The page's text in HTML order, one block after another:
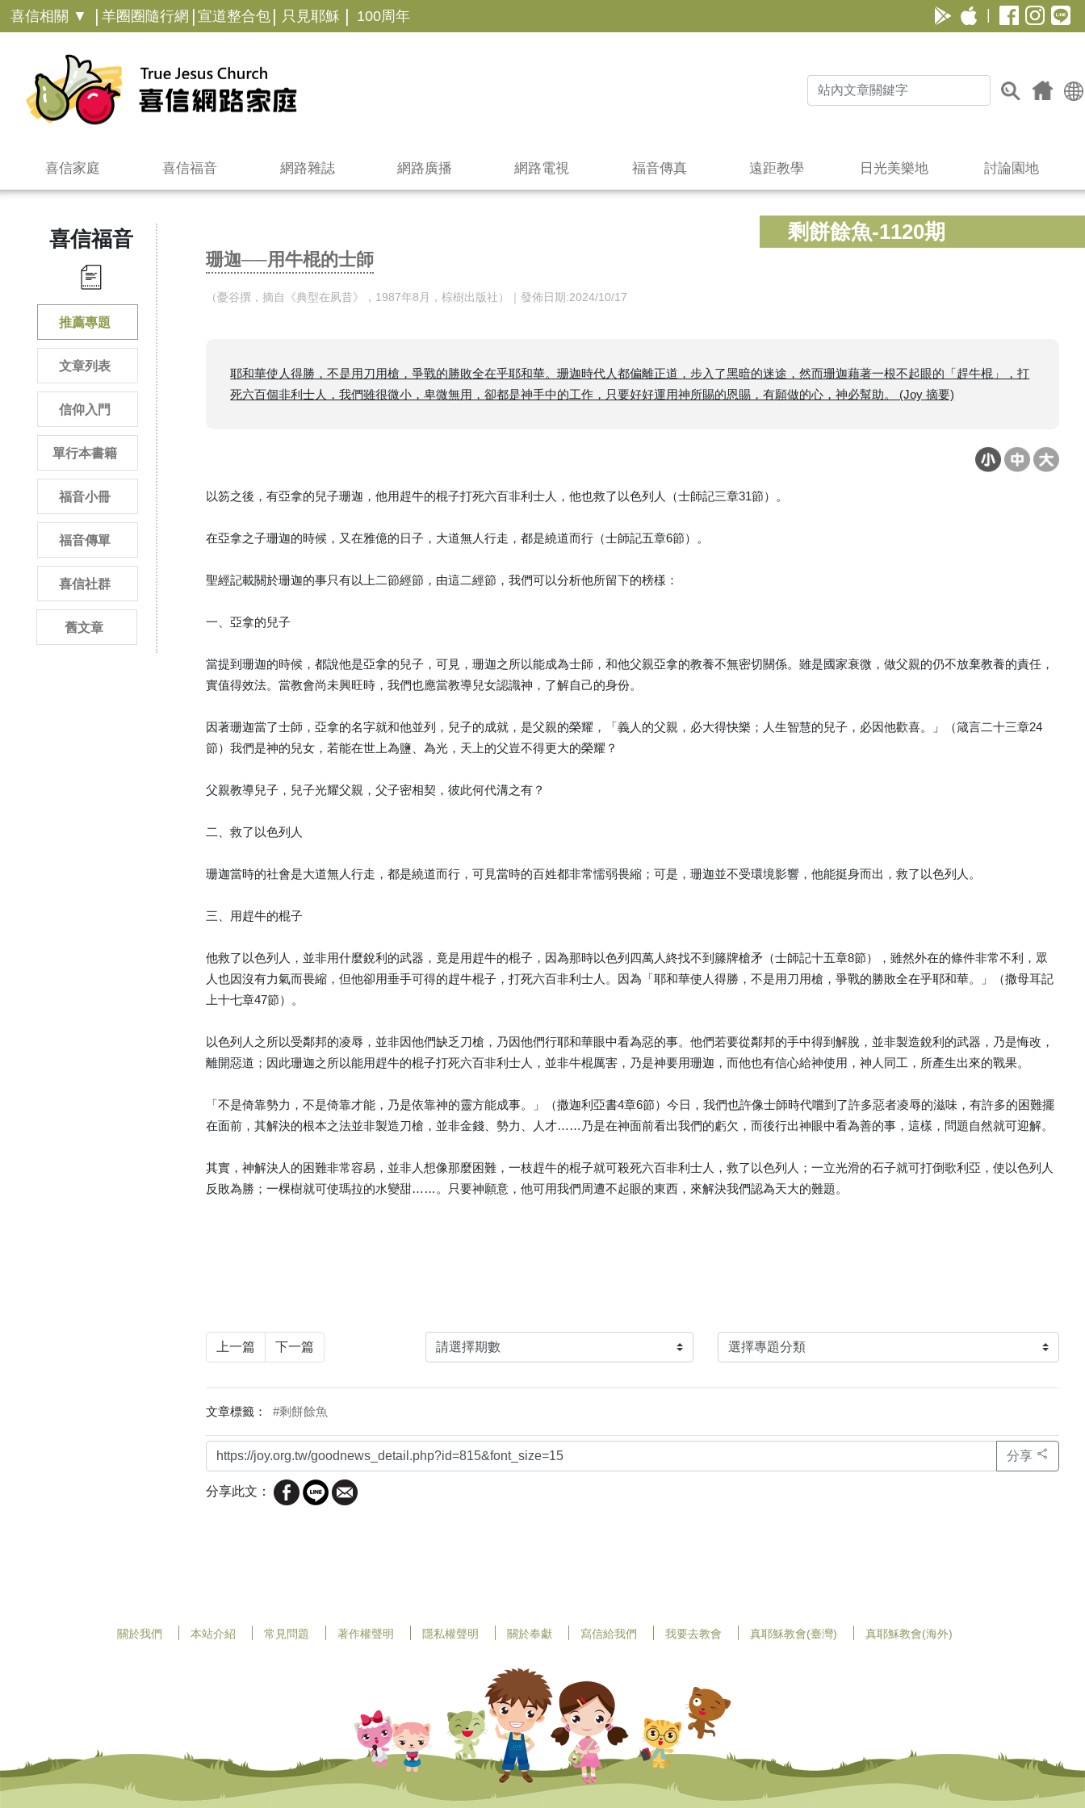
喜信相關 ▼ | 羊圈圈隨行網 | 宣道整合包 | 只見耶穌 | 100周年
喜信家庭 喜信福音 網路雜誌 網路廣播 網路電視 福音傳真 遠距教學 日光美樂地 討論園地
剩餅餘魚-1120期
喜信福音
推薦專題
文章列表
信仰入門
單行本書籍
福音小冊
福音傳單
喜信社群
舊文章
珊迦──用牛棍的士師
（憂谷撰，摘自《典型在夙昔》，1987年8月，棕樹出版社）｜發佈日期:2024/10/17
耶和華使人得勝，不是用刀用槍，爭戰的勝敗全在乎耶和華。珊迦時代人都偏離正道，步入了黑暗的迷途，然而珊迦藉著一根不起眼的「趕牛棍」，打
死六百個非利士人，我們雖很微小，卑微無用，卻都是神手中的工作，只要好好運用神所賜的恩賜，有願做的心，神必幫助。 (Joy 摘要)
以笏之後，有亞拿的兒子珊迦，他用趕牛的棍子打死六百非利士人，他也救了以色列人（士師記三章31節）。
在亞拿之子珊迦的時候，又在雅億的日子，大道無人行走，都是繞道而行（士師記五章6節）。
聖經記載關於珊迦的事只有以上二節經節，由這二經節，我們可以分析他所留下的榜樣：
一、亞拿的兒子
當提到珊迦的時候，都說他是亞拿的兒子，可見，珊迦之所以能成為士師，和他父親亞拿的教養不無密切關係。雖是國家衰微，做父親的仍不放棄教養的責任，
實值得效法。當教會尚未興旺時，我們也應當教導兒女認識神，了解自己的身份。
因著珊迦當了士師，亞拿的名字就和他並列，兒子的成就，是父親的榮耀，「義人的父親，必大得快樂；人生智慧的兒子，必因他歡喜。」（箴言二十三章24
節）我們是神的兒女，若能在世上為鹽、為光，天上的父豈不得更大的榮耀？
父親教導兒子，兒子光耀父親，父子密相契，彼此何代溝之有？
二、救了以色列人
珊迦當時的社會是大道無人行走，都是繞道而行，可見當時的百姓都非常懦弱畏縮；可是，珊迦並不受環境影響，他能挺身而出，救了以色列人。
三、用趕牛的棍子
他救了以色列人，並非用什麼銳利的武器，竟是用趕牛的棍子，因為那時以色列四萬人終找不到籐牌槍矛（士師記十五章8節），雖然外在的條件非常不利，眾
人也因沒有力氣而畏縮，但他卻用垂手可得的趕牛棍子，打死六百非利士人。因為「耶和華使人得勝，不是用刀用槍，爭戰的勝敗全在乎耶和華。」（撒母耳記
上十七章47節）。
以色列人之所以受鄰邦的凌辱，並非因他們缺乏刀槍，乃因他們行耶和華眼中看為惡的事。他們若要從鄰邦的手中得到解脫，並非製造銳利的武器，乃是悔改，
離開惡道；因此珊迦之所以能用趕牛的棍子打死六百非利士人，並非牛棍厲害，乃是神要用珊迦，而他也有信心給神使用，神人同工，所產生出來的戰果。
「不是倚靠勢力，不是倚靠才能，乃是依靠神的靈方能成事。」（撒迦利亞書4章6節）今日，我們也許像士師時代嚐到了許多惡者凌辱的滋味，有許多的困難擺
在面前，其解決的根本之法並非製造刀槍，並非金錢、勢力、人才……乃是在神面前看出我們的虧欠，而後行出神眼中看為善的事，這樣，問題自然就可迎解。
其實，神解決人的困難非常容易，並非人想像那麼困難，一枝趕牛的棍子就可殺死六百非利士人，救了以色列人；一立光滑的石子就可打倒歌利亞，使以色列人
反敗為勝；一棵樹就可使瑪拉的水變甜……。只要神願意，他可用我們周遭不起眼的東西，來解決我們認為天大的難題。
上一篇 下一篇
文章標籤：#剩餅餘魚
分享
分享此文：
關於我們 本站介紹 常見問題 著作權聲明 隱私權聲明 關於奉獻 寫信給我們 我要去教會 真耶穌教會(臺灣) 真耶穌教會(海外)